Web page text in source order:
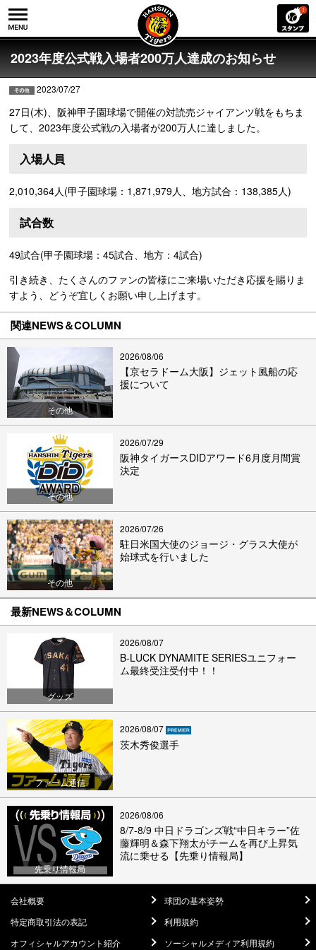
2023年度公式戦入場者200万人達成のお知らせ
2023/07/27
27日(木)、阪神甲子園球場で開催の対読売ジャイアンツ戦をもちま
して、2023年度公式戦の入場者が200万人に達しました。
入場人員
2,010,364人(甲子園球場：1,871,979人、地方試合：138,385人)
試合数
49試合(甲子園球場：45試合、地方：4試合)
引き続き、たくさんのファンの皆様にご来場いただき応援を賜りま
すよう、どうぞ宜しくお願い申し上げます。
関連NEWS＆COLUMN
その他
2026/08/06
【京セラドーム大阪】ジェット風船の応
援について
その他
2026/07/29
阪神タイガースDIDアワード6月度月間賞
決定
その他
2026/07/26
駐日米国大使のジョージ・グラス大使が
始球式を行いました
最新NEWS＆COLUMN
グッズ
2026/08/07
B-LUCK DYNAMITE SERIESユニフォー
ム最終受注受付中！！
ファーム通信
2026/08/07
茨木秀俊選手
先乗り情報局
2026/08/06
8/7-8/9 中日ドラゴンズ戦“中日キラー”佐
藤輝明＆森下翔太がチームを再び上昇気
流に乗せる【先乗り情報局】
会社概要
球団の基本姿勢
特定商取引法の表記
利用規約
オフィシャルアカウント紹介
ソーシャルメディア利用規約